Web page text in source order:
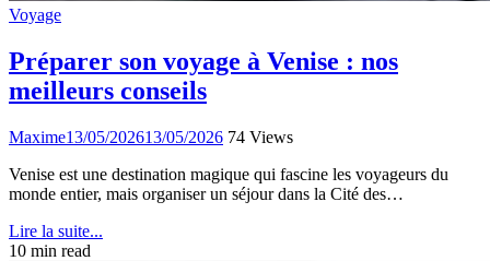
Voyage
Préparer son voyage à Venise : nos
meilleurs conseils
Maxime13/05/202613/05/2026 74 Views
Venise est une destination magique qui fascine les voyageurs du
monde entier, mais organiser un séjour dans la Cité des…
Lire la suite...
10 min read